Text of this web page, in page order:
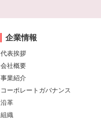
企業情報
代表挨拶
会社概要
事業紹介
コーポレートガバナンス
沿革
組織